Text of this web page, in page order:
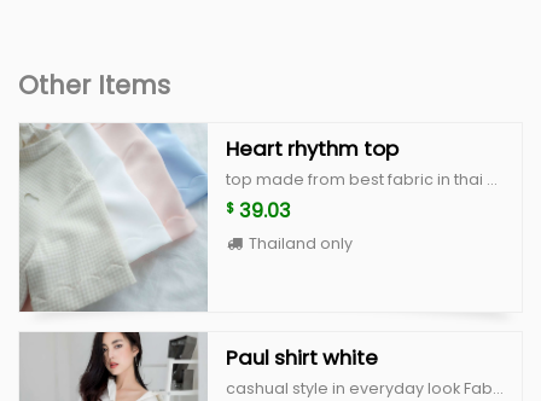
Other Items
Heart rhythm top
top made from best fabric in thai with high quality, unique and cute style color : white,peach,blue,beige scott size : breast 36" lenght 18"
$ 39.03
Thailand only
Paul shirt white
cashual style in everyday look Fabric : cotton Color : White and Black Size : Freesize